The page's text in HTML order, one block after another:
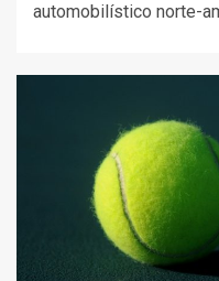
automobilístico norte-